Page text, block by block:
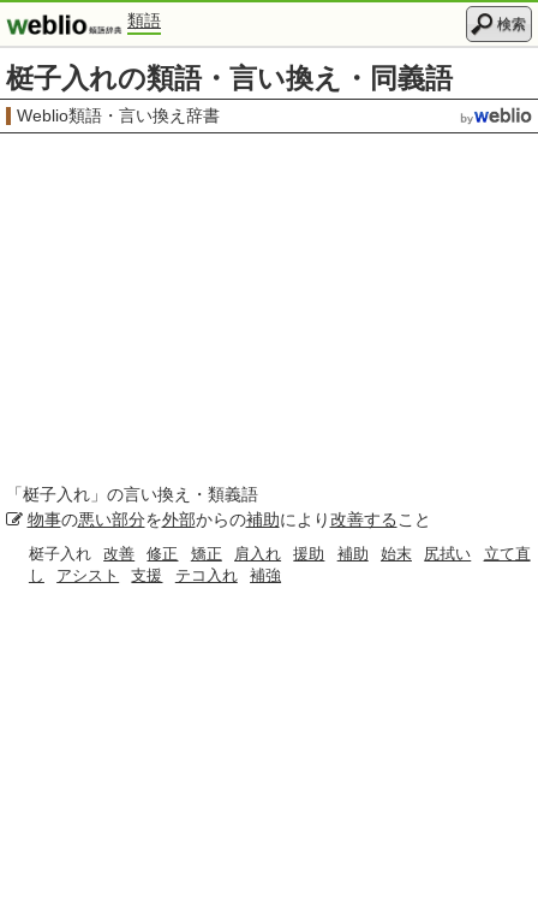
類語 検索
梃子入れの類語・言い換え・同義語
Weblio類語・言い換え辞書
「梃子入れ 」の言い換え・類義語
物事の悪い部分を外部からの補助により改善する こと
梃子入れ 改善 修正 矯正 肩入れ 援助 補助 始末 尻拭い
立て直
し
アシスト 支援 テコ入れ 補強